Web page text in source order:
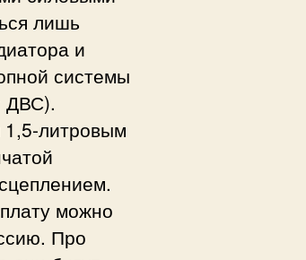
лишь
и
системы
ДВС).
1,5-литровым
можно
Про